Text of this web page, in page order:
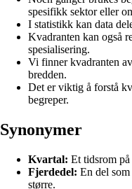
spesifikk sektor eller
I statistikk kan data
Kvadranten kan også
spesialisering.
Vi finner kvadranten
bredden.
Det er viktig å forstå
begreper.
Synonymer
Kvartal: Et tidsrom på
Fjerdedel: En del
større.